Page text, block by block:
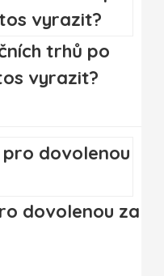
trhů po
vyrazit?
dovolenou za